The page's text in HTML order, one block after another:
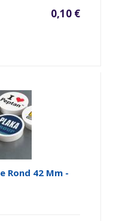
0,10 €
Rond 42 Mm -